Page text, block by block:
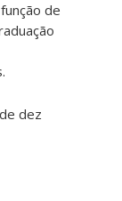
de
dez